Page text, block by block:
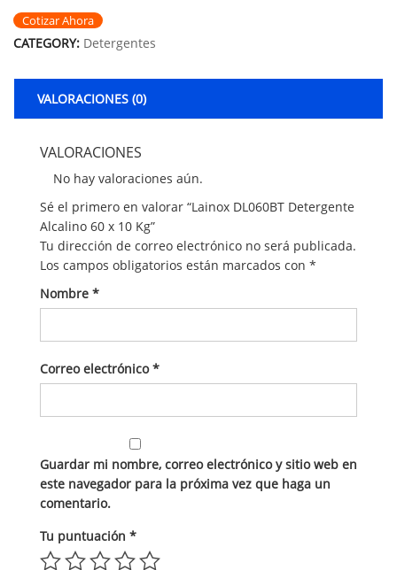
Cotizar Ahora
CATEGORY: Detergentes
VALORACIONES (0)
VALORACIONES
No hay valoraciones aún.
Sé el primero en valorar “Lainox DL060BT Detergente
Alcalino 60 x 10 Kg”
Tu dirección de correo electrónico no será publicada.
Los campos obligatorios están marcados con *
Nombre *
Correo electrónico*
Guardar mi nombre, correo electrónico y sitio web en
este navegador para la próxima vez que haga un
comentario.
Tu puntuación *